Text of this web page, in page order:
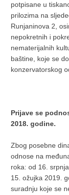
potpisane u
prilozima na
Runjaninova 2,
nepokretnih i
nematerijalnih
baštine, koje se
konzervatorskog
Prijave se
2018. godine.
Zbog posebne
odnose na
roka: od 16.
15. ožujka 2019.
suradnju koje se